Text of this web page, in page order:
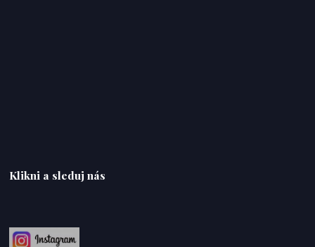
Klikni a sleduj nás